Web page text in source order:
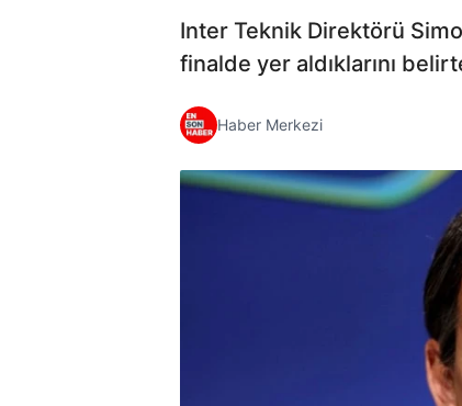
Inter Teknik Direktörü
finalde yer aldıklarını
Haber Merkezi